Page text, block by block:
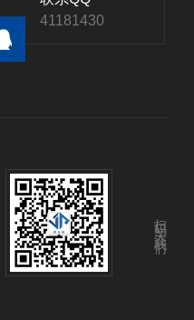
41181430
扫码关注我们